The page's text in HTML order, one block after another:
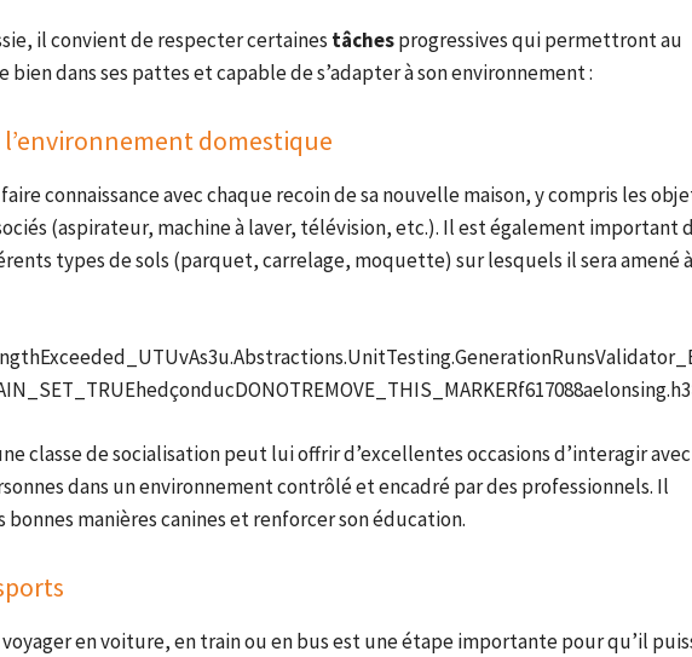
il convient de respecter certaines tâchesprogressives qui permettront au
dans ses pattes et capable de s’adapter à son environnement :
domestique
connaissance avec chaque recoin de sa nouvelle maison, y compris les
(aspirateur, machine à laver, télévision, etc.). Il est également important
types de sols (parquet, carrelage, moquette) sur lesquels il sera amené
classe de socialisation peut lui offrir d’excellentes occasions d’interagir avec
dans un environnement contrôlé et encadré par des professionnels. Il
manières canines et renforcer son éducation.
en voiture, en train ou en bus est une étape importante pour qu’il